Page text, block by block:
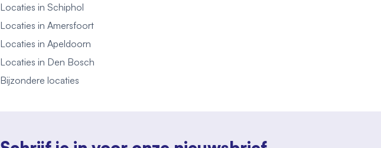
Locaties in Schiphol
Locaties in Amersfoort
Locaties in Apeldoorn
Locaties in Den Bosch
Bijzondere locaties